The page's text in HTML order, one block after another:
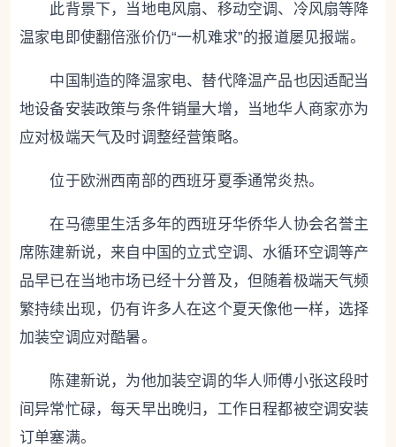
此背景下，当地电风扇、移动空调、冷风扇等降
温家电即使翻倍涨价仍“一机难求”的报道屡见报端。
中国制造的降温家电、替代降温产品也因适配当
地设备安装政策与条件销量大增，当地华人商家亦为
应对极端天气及时调整经营策略。
位于欧洲西南部的西班牙夏季通常炎热。
在马德里生活多年的西班牙华侨华人协会名誉主
席陈建新说，来自中国的立式空调、水循环空调等产
品早已在当地市场已经十分普及，但随着极端天气频
繁持续出现，仍有许多人在这个夏天像他一样，选择
加装空调应对酷暑。
陈建新说，为他加装空调的华人师傅小张这段时
间异常忙碌，每天早出晚归，工作日程都被空调安装
订单塞满。